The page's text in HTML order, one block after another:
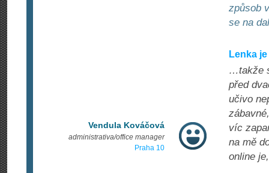
způsob
se na
Vendula Kováčová
administrativa/office manager
Praha 10
Lenka
…takže
před
učivo
víc
na mě
online